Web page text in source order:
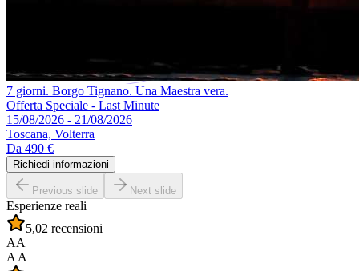
7 giorni. Borgo Tignano. Una Maestra vera.
Offerta Speciale - Last Minute
15/08/2026 - 21/08/2026
Toscana, Volterra
Da 490 €
Richiedi informazioni
Previous slide Next slide
Esperienze reali
5,02 recensioni
AA
A A